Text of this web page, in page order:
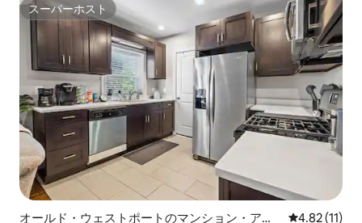
スーパーホスト
スーパーホスト
オールド・ウェストポートのマンション・アパ
レビュー11
4.82 (11)